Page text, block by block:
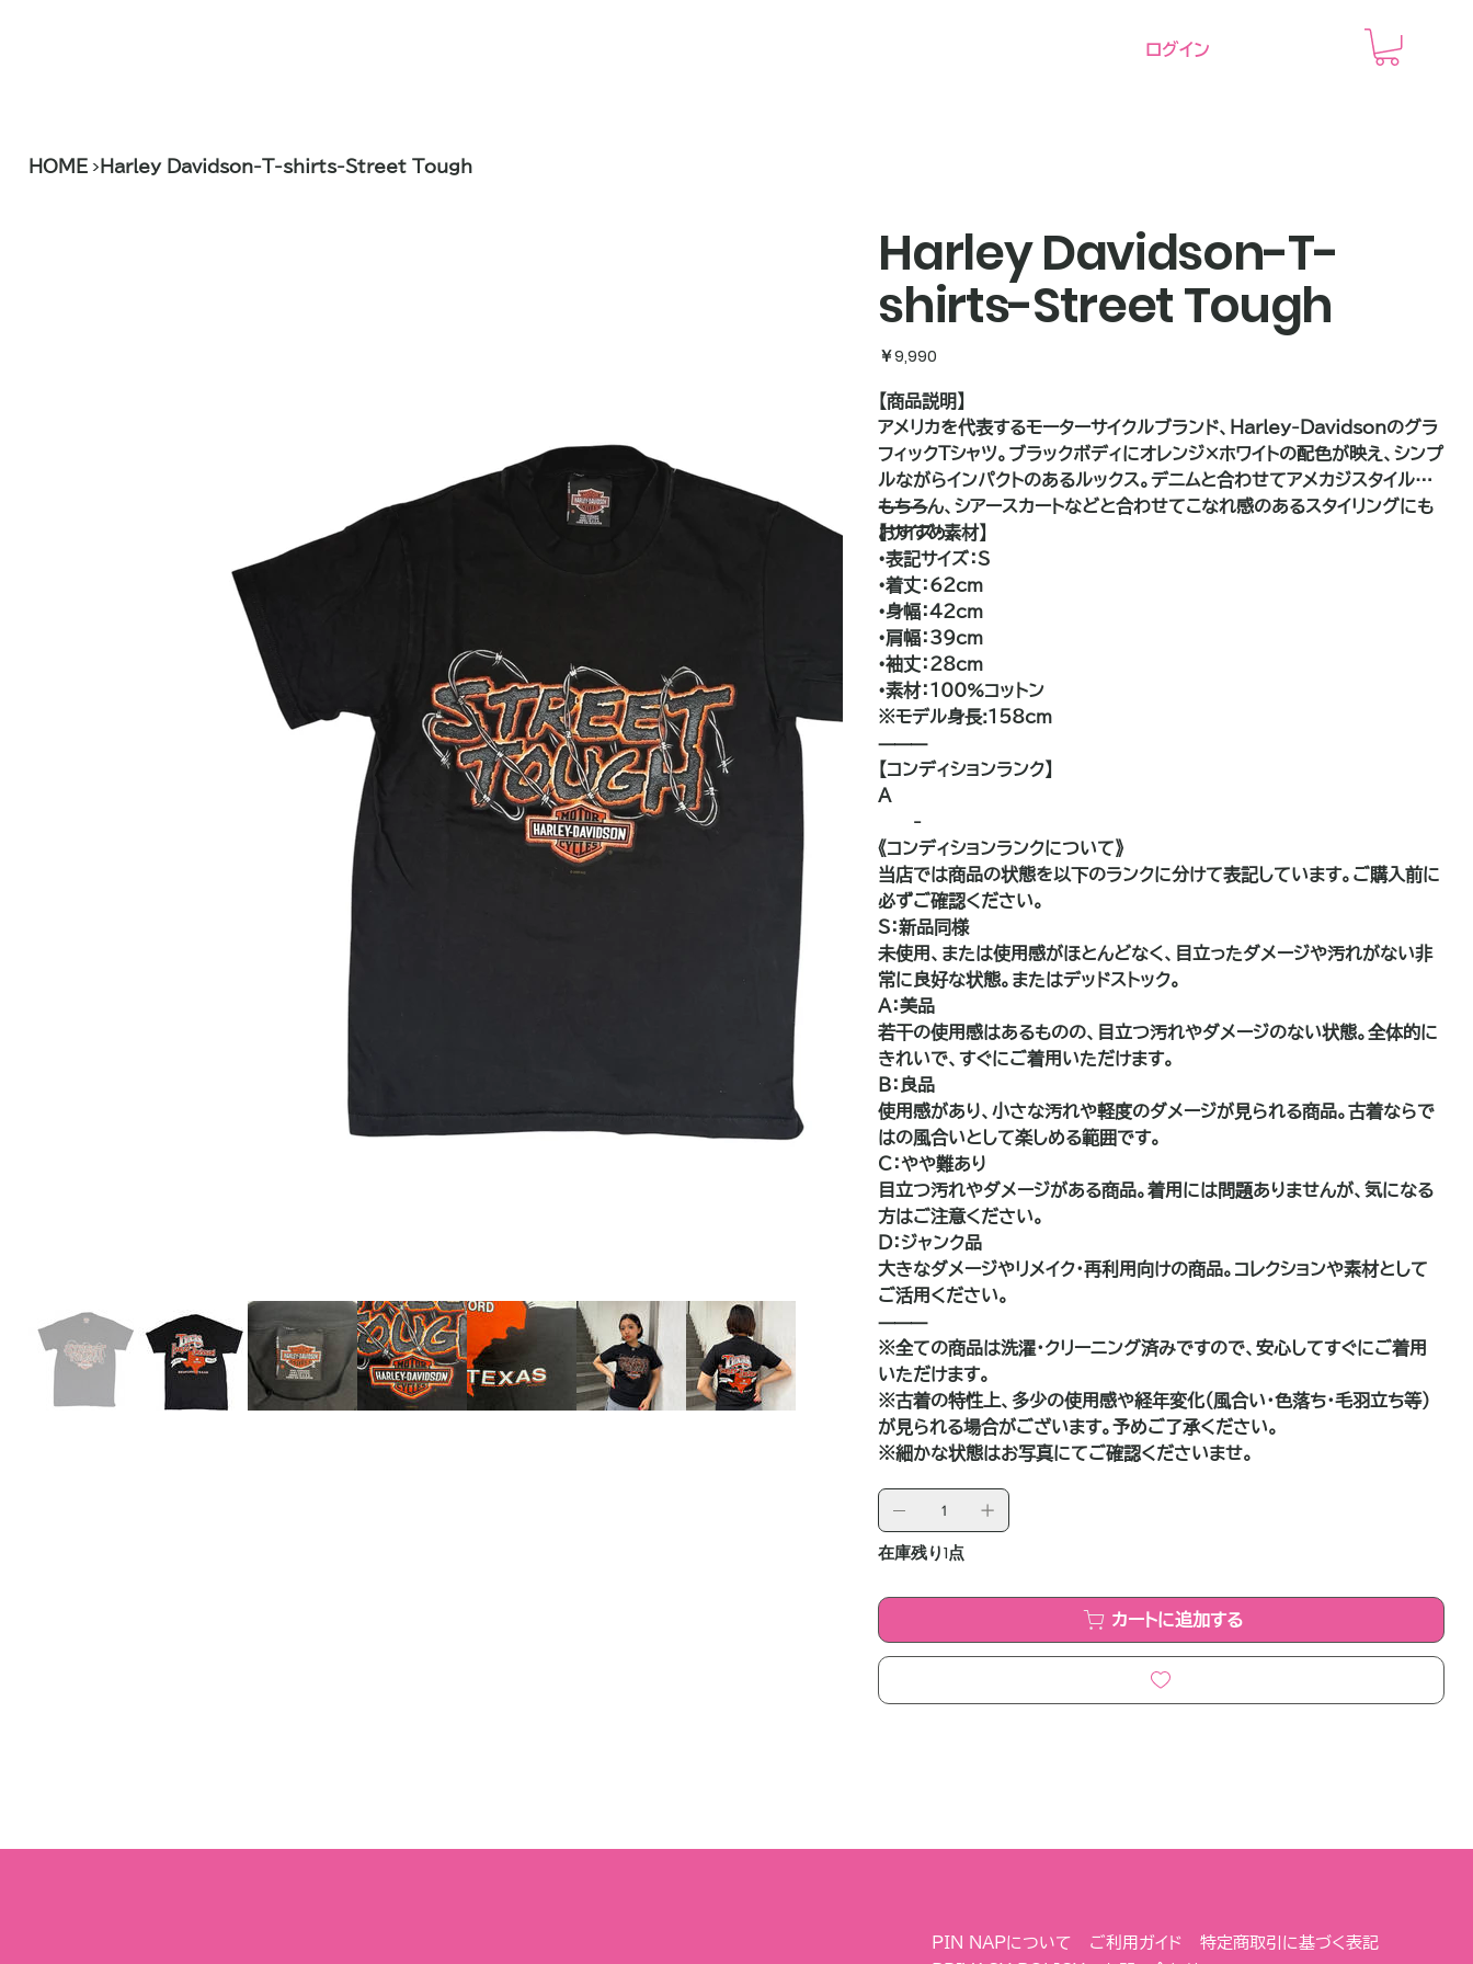
ログイン
HOME > Harley Davidson-T-shirts-Street Tough
Harley Davidson-T-
shirts-Street Tough
価
￥9,990
【商品説明】
アメリカを代表するモーターサイクルブランド、Harley-Davidsonのグラ
フィックTシャツ。ブラックボディにオレンジ×ホワイトの配色が映え、シンプ
ルながらインパクトのあるルックス。デニムと合わせてアメカジスタイルは
もちろん、シアースカートなどと合わせてこなれ感のあるスタイリングにも
おすすめ。
⸻
【サイズ・素材】
•表記サイズ：S
•着丈：62cm
•身幅：42cm
•肩幅：39cm
•袖丈：28cm
•素材：100%コットン
※モデル身長:158cm
⸻
【コンディションランク】
A
——-
《コンディションランクについて》
当店では商品の状態を以下のランクに分けて表記しています。ご購入前に
必ずご確認ください。
S：新品同様
未使用、または使用感がほとんどなく、目立ったダメージや汚れがない非
常に良好な状態。またはデッドストック。
A：美品
若干の使用感はあるものの、目立つ汚れやダメージのない状態。全体的に
きれいで、すぐにご着用いただけます。
B：良品
使用感があり、小さな汚れや軽度のダメージが見られる商品。古着ならで
はの風合いとして楽しめる範囲です。
C：やや難あり
目立つ汚れやダメージがある商品。着用には問題ありませんが、気になる
方はご注意ください。
D：ジャンク品
大きなダメージやリメイク・再利用向けの商品。コレクションや素材として
ご活用ください。
⸻
※全ての商品は洗濯・クリーニング済みですので、安心してすぐにご着用
いただけます。
※古着の特性上、多少の使用感や経年変化（風合い・色落ち・毛羽立ち等）
が見られる場合がございます。予めご了承ください。
※細かな状態はお写真にてご確認くださいませ。
在庫残り1点
カートに追加する
PIN NAPについて ご利用ガイド
特定商取引に基づく表記